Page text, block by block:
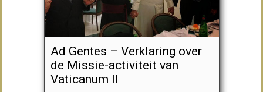
Ad Gentes – Verklaring over
de Missie-activiteit van
Vaticanum II